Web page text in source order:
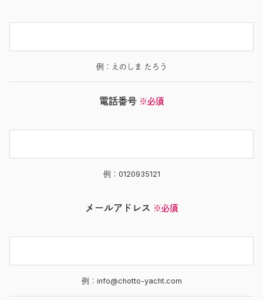
例：えのしま たろう
電話番号 ※必須
例：0120935121
メールアドレス ※必須
例：info@chotto-yacht.com